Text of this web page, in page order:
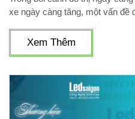
xe ngày càng tăng, một vấn đề
toàn mà vẫn tiết kiệm chi phí,
Xem Thêm